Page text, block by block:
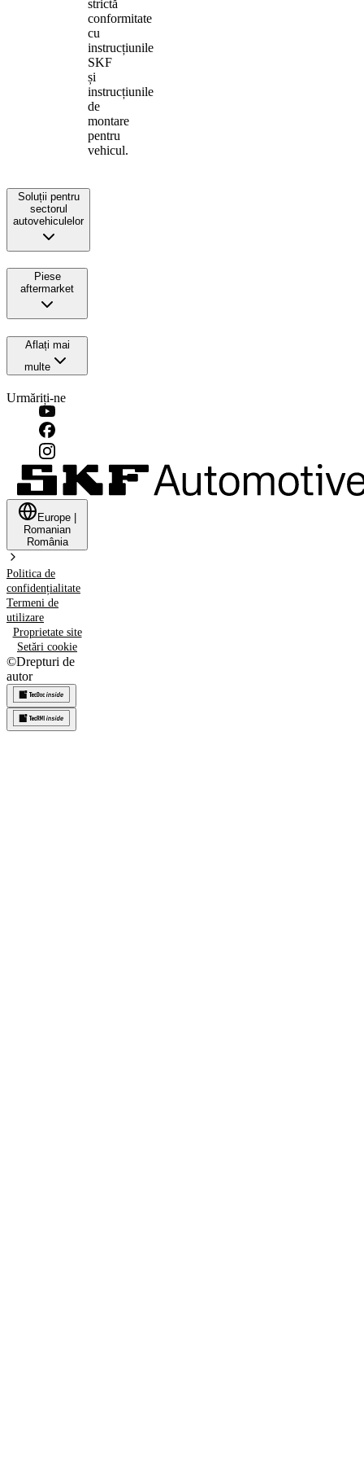
strictă
conformitate
cu
instrucțiunile
SKF
și
instrucțiunile
de
montare
pentru
vehicul.
Soluții pentru
sectorul
autovehiculelor
Piese
aftermarket
Aflați mai
multe
Urmăriți-ne
Europe
Romanian
România
Politica de
confidențialitate
Termeni de
utilizare
Proprietate site
Setări cookie
©Drepturi de
autor